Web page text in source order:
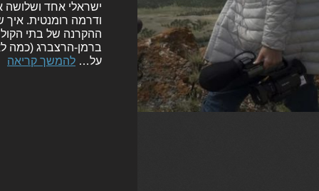
ישראלי אחד ושלושה
ודרמה רומנטית. איך
ההקרנה של בתי
ברמן-הרצברג (כמה
על… להמשך קריאה